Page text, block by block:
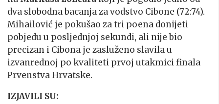
dva slobodna bacanja za vodstvo Cibone (72:74).
Mihailović je pokušao za tri poena donijeti
pobjedu u posljednjoj sekundi, ali nije bio
precizan i Cibona je zasluženo slavila u
izvanrednoj po kvaliteti prvoj utakmici finala
Prvenstva Hrvatske.
IZJAVILI SU: